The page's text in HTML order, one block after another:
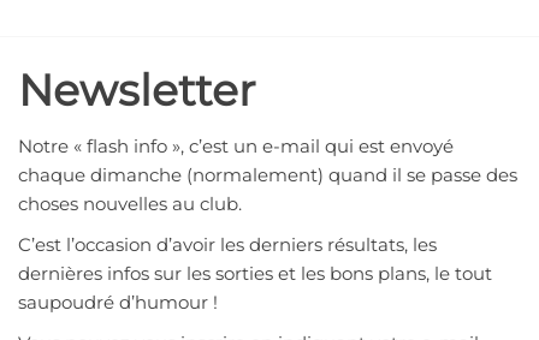
contenu
Strasbourg
1881
Newsletter
Notre « flash info », c’est un e-mail qui est envoyé
chaque dimanche (normalement) quand il se passe des
choses nouvelles au club.
C’est l’occasion d’avoir les derniers résultats, les
dernières infos sur les sorties et les bons plans, le tout
saupoudré d’humour !